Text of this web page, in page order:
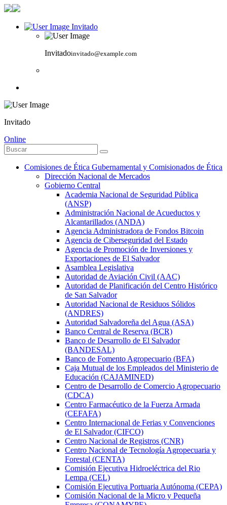
Invitado
Invitadoinvitado@example.com
Invitado
Online
Comisiones de Ética Gubernamental y Comisionados de Ética
Dirección Nacional de Mercados
Gobierno Central
Academia Nacional de Seguridad Pública
(ANSP)
Administración Nacional de Acueductos y
Alcantarillados (ANDA)
Agencia Administradora de Fondos Bitcoin
Agencia de Ciberseguridad del Estado
Agencia de Promoción de Inversiones y
Exportaciones de El Salvador
Asamblea Legislativa
Autoridad de Aviación Civil (AAC)
Autoridad de Planificación del Centro Histórico
de San Salvador
Autoridad Nacional de Residuos Sólidos
(ANDRES)
Autoridad Salvadoreña del Agua (ASA)
Banco Central de Reserva (BCR)
Banco de Desarrollo de El Salvador
(BANDESAL)
Banco de Fomento Agropecuario (BFA)
Caja Mutual de los Empleados del Ministerio de
Educación (CAJAMINED)
Centro de Desarrollo de Comercio Agropecuario
(CDCA)
Centro Farmacéutico de la Fuerza Armada
(CEFAFA)
Centro Internacional de Ferias y Convenciones
de El Salvador (CIFCO)
Centro Nacional de Registros (CNR)
Centro Nacional de Tecnología Agropecuaria y
Forestal (CENTA)
Comisión Ejecutiva Hidroeléctrica del Rio
Lempa (CEL)
Comisión Ejecutiva Portuaria Autónoma (CEPA)
Comisión Nacional de la Micro y Pequeña